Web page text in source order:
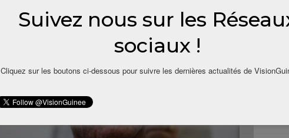
Suivez nous sur les
sociaux !
Cliquez sur les boutons ci-dessous pour suivre les dernières actualités de